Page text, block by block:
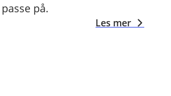
på.
Les mer